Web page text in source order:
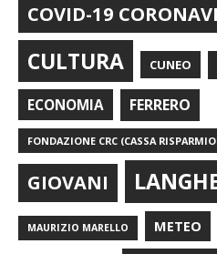
COVID-19
CULTURA CUNEO
ECONOMIA FERRERO
FONDAZIONE CRC (CASSA
GIOVANI
MAURIZIO MARELLO METEO